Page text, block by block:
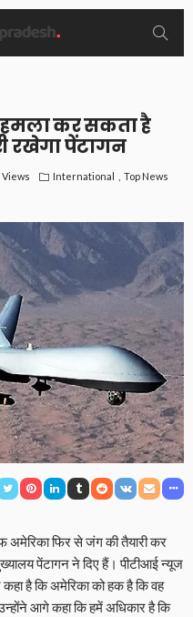
कर सकता है
रखेगा पेंटागन
Views International Top News
फिर से जंग की तैयारी कर
पेंटागन ने दिए हैं। पीटीआई न्यूज
है कि अमेरिका को हक है कि वह
आगे कहा कि हमें अधिकार है कि